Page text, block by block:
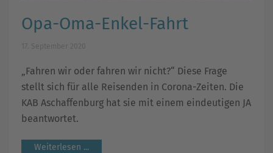
Opa-Oma-Enkel-Fahrt
„Fahren wir oder fahren wir nicht?“ Diese Frage
stellt sich für alle Reisenden in Corona-Zeiten. Die
KAB Aschaffenburg hat sie mit einem eindeutigen JA
beantwortet.
Weiterlesen ...